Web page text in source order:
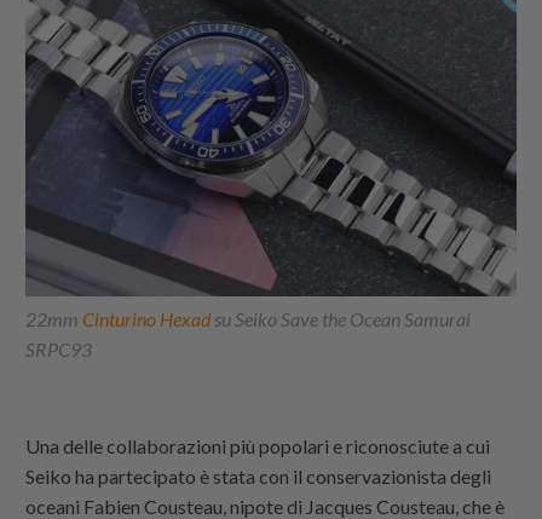
22mm Cinturino Hexad su Seiko Save the Ocean Samurai
SRPC93
Una delle collaborazioni più popolari e riconosciute a cui
Seiko ha partecipato è stata con il conservazionista degli
oceani Fabien Cousteau, nipote di Jacques Cousteau, che è